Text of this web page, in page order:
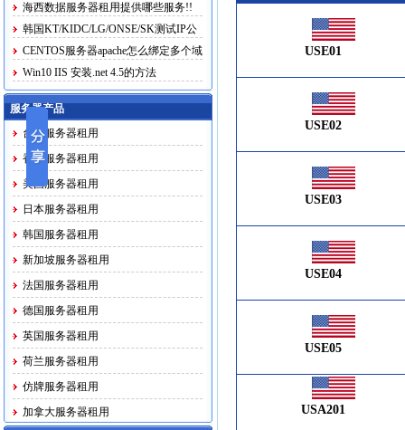
海西数据服务器租用提供哪些服务!!
韩国KT/KIDC/LG/ONSE/SK测试IP公
布CENTOS服务器apache怎么绑定多个域
名Win10 IIS 安装.net 4.5的方法
服务器产品
台湾服务器租用
香港服务器租用
美国服务器租用
日本服务器租用
韩国服务器租用
新加坡服务器租用
法国服务器租用
德国服务器租用
英国服务器租用
荷兰服务器租用
仿牌服务器租用
加拿大服务器租用
USE01
USE02
USE03
USE04
USE05
USA201